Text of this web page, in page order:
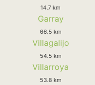
14.7 km
Garray
66.5 km
Villagalijo
54.5 km
Villarroya
53.8 km